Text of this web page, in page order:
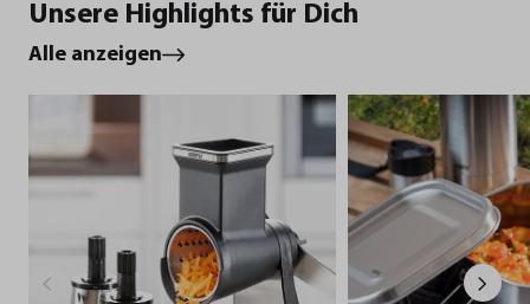
Unsere Highlights für Dich
Alle anzeigen